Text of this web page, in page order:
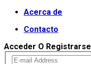
Acerca de
Contacto
Acceder O Registrarse